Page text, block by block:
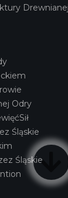
Odry
Śląskie
Śląskie